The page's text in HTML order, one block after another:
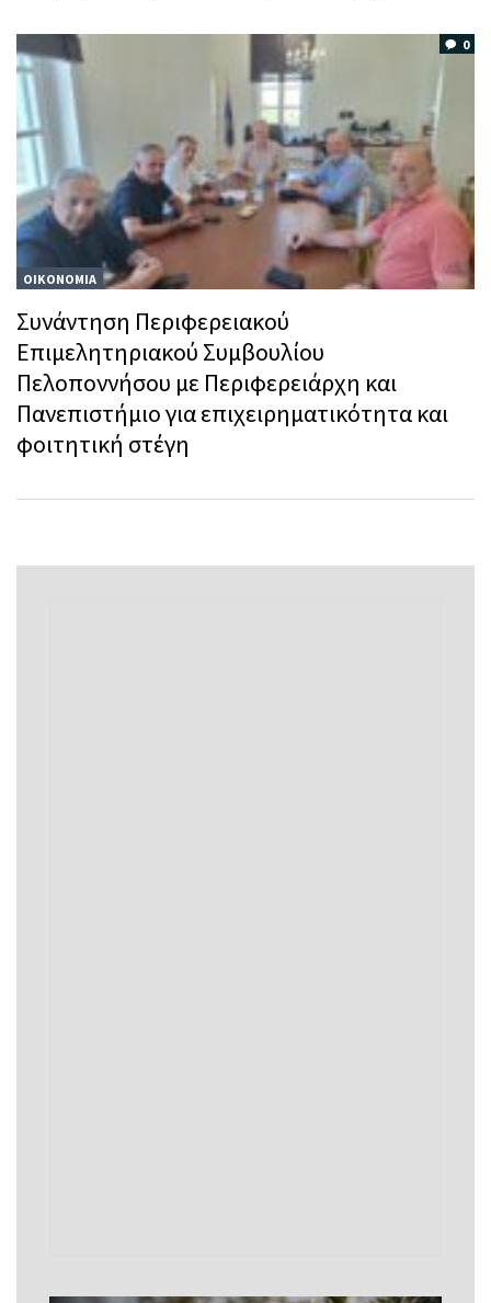
0
ΟΙΚΟΝΟΜΙΑ
Συνάντηση Περιφερειακού
Επιμελητηριακού Συμβουλίου
Πελοποννήσου με Περιφερειάρχη και
Πανεπιστήμιο για επιχειρηματικότητα και
φοιτητική στέγη